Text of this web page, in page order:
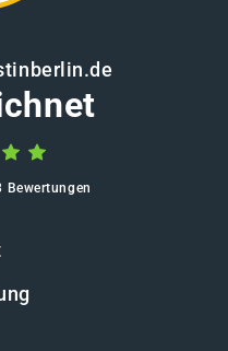
Bewertungen